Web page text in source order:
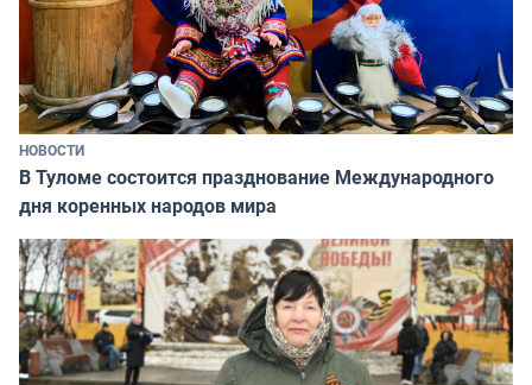
НОВОСТИ
В Туломе состоится празднование Международного
дня коренных народов мира